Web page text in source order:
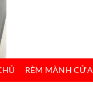
RÈM MÀNH CỬA